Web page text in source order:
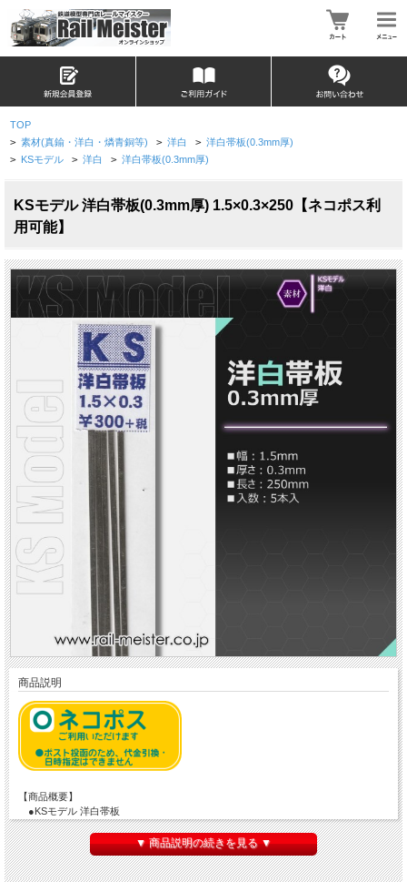
TOP
> 素材(真鍮・洋白・燐青銅等) > 洋白 > 洋白帯板(0.3mm厚)
> KSモデル > 洋白 > 洋白帯板(0.3mm厚)
KSモデル 洋白帯板(0.3mm厚) 1.5×0.3×250【ネコポス利
用可能】
商品説明
【商品概要】
●KSモデル 洋白帯板
●幅：1.5mm
●厚さ：0.3mm
●長さ：250mm
●入数：5本入
▼ 商品説明の続きを見る ▼